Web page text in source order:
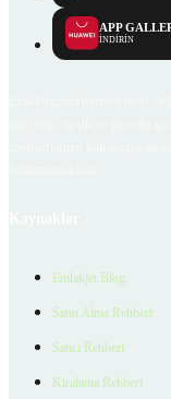
APP
İNDİRİN
Emlakjet Blog
Satın Alma Rehberi
Satıcı Rehberi
Kiralama Rehberi